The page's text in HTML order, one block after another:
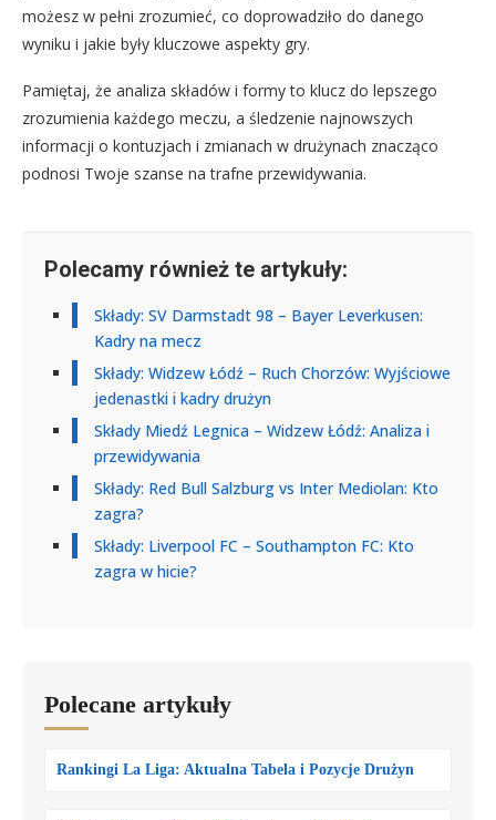
możesz w pełni zrozumieć, co doprowadziło do danego
wyniku i jakie były kluczowe aspekty gry.
Pamiętaj, że analiza składów i formy to klucz do lepszego
zrozumienia każdego meczu, a śledzenie najnowszych
informacji o kontuzjach i zmianach w drużynach znacząco
podnosi Twoje szanse na trafne przewidywania.
Polecamy również te artykuły:
Składy: SV Darmstadt 98 – Bayer Leverkusen:
Kadry na mecz
Składy: Widzew Łódź – Ruch Chorzów: Wyjściowe
jedenastki i kadry drużyn
Składy Miedź Legnica – Widzew Łódź: Analiza i
przewidywania
Składy: Red Bull Salzburg vs Inter Mediolan: Kto
zagra?
Składy: Liverpool FC – Southampton FC: Kto
zagra w hicie?
Polecane artykuły
Rankingi La Liga: Aktualna Tabela i Pozycje Drużyn